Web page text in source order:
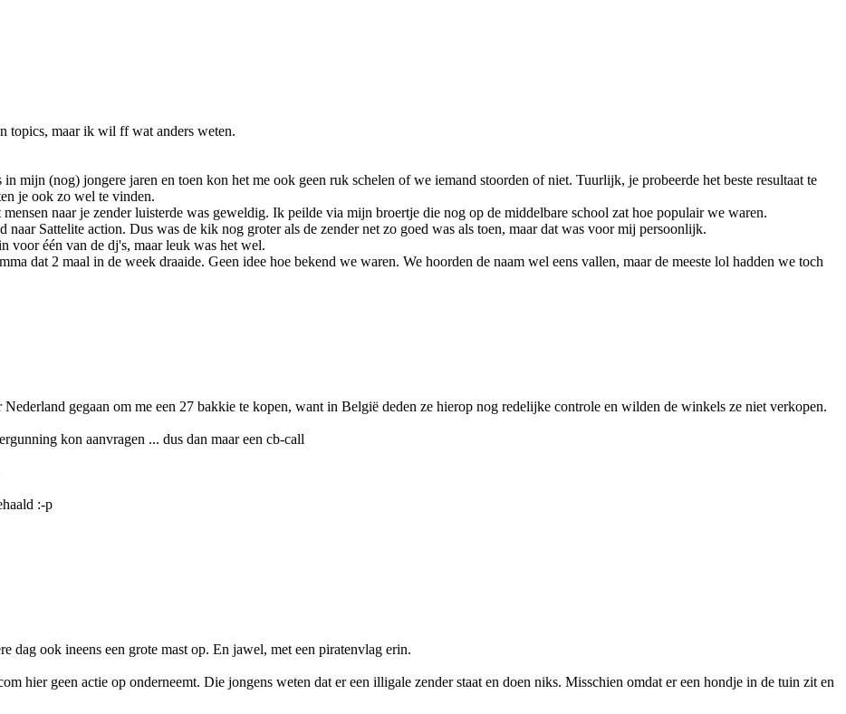
topics, maar ik wil ff wat anders weten.
mijn (nog) jongere jaren en toen kon het me ook geen ruk schelen of we iemand stoorden of niet. Tuurlijk, je probeerde het beste resultaat te
je ook zo wel te vinden.
naar je zender luisterde was geweldig. Ik peilde via mijn broertje die nog op de middelbare school zat hoe populair we waren.
Sattelite action. Dus was de kik nog groter als de zender net zo goed was als toen, maar dat was voor mij persoonlijk.
voor één van de dj's, maar leuk was het wel.
dat 2 maal in de week draaide. Geen idee hoe bekend we waren. We hoorden de naam wel eens vallen, maar de meeste lol hadden we toch
gegaan om me een 27 bakkie te kopen, want in België deden ze hierop nog redelijke controle en wilden de winkels ze niet verkopen.
kon aanvragen ... dus dan maar een cb-call
:-p
dag ook ineens een grote mast op. En jawel, met een piratenvlag erin.
hier geen actie op onderneemt. Die jongens weten dat er een illigale zender staat en doen niks. Misschien omdat er een hondje in de tuin zit en